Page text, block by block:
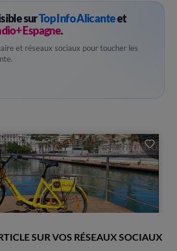
surTop Info Alicanteet
Espagne.
et réseaux sociaux pour toucher les
SUR VOS RÉSEAUX SOCIAUX